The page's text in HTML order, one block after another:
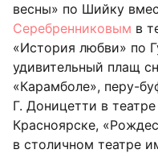
весны» по Шийку
Серебренниковым в
«История любви» по
удивительный плащ
«Карамболе», перу-
Г. Доницетти в
Красноярске,
в столичном театре